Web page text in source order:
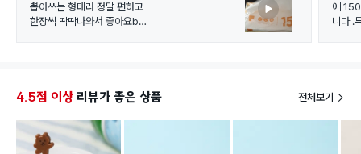
뽑아쓰는 형태라 정말 편하고
한장씩 딱딱나와서 좋아요b
에
니다 .두
4.5점 이상 리뷰가 좋은 상품 전체보기